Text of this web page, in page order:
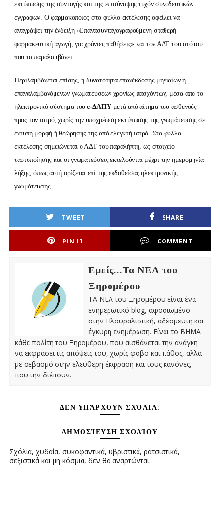
εκτύπωσης της συνταγής και της επισύναψης τυχόν συνοδευτικών
εγγράφων. Ο φαρμακοποιός στο φύλλο εκτέλεσης οφείλει να
αναγράψει την ένδειξη «Επανασυνταγογραφούμενη σταθερή
φαρμακευτική αγωγή, για χρόνιες παθήσεις» και τον ΑΔΤ του ατόμου
που τα παραλαμβάνει.
Περιλαμβάνεται επίσης, η δυνατότητα επανέκδοσης μηνιαίων ή
επαναλαμβανόμενων γνωματεύσεων χρονίως πασχόντων, μέσα από το
ηλεκτρονικό σύστημα τουe-ΔΑΠΥμετά από αίτημα του ασθενούς
προς τον ιατρό, χωρίς την υποχρέωση εκτύπωσης της γνωμάτευσης σε
έντυπη μορφή ή θεώρησής της από ελεγκτή ιατρό. Στο φύλλο
εκτέλεσης σημειώνεται ο ΑΔΤ του παραλήπτη, ως στοιχείο
ταυτοποίησης και οι γνωματεύσεις εκτελούνται μέχρι την ημερομηνία
λήξης, όπως αυτή ορίζεται επί της εκδοθείσας ηλεκτρονικής
γνωμάτευσης.
TWEET SHARE
PIN IT COMMENT
Εμείς...Τα ΝΕΑ του
Ξηρομέρου
ΤΑ ΝΕΑ του Ξηρομέρου είναι ένα
ενημερωτικό blog, αφοσιωμένο
στην Πλουραλιστική, αδέσμευτη και
έγκυρη ενημέρωση. Είναι το ΒΗΜΑ
κάθε πολίτη του Ξηρομέρου, που αισθάνεται την ανάγκη
να εκφράσει τις απόψεις του, χωρίς φόβο και πάθος, αλλά
με σεβασμό στην ελεύθερη έκφραση και τους κανόνες,
που την διέπουν.
ΔΕΝ ΥΠΆΡΧΟΥΝ ΣΧΌΛΙΑ:
ΔΗΜΟΣΊΕΥΣΗ ΣΧΟΛΊΟΥ
Σχόλια, χυδαία, συκοφαντικά, υβριστικά, ρατσιστικά,
σεξιστικά και μη κόσμια, δεν θα αναρτώνται.